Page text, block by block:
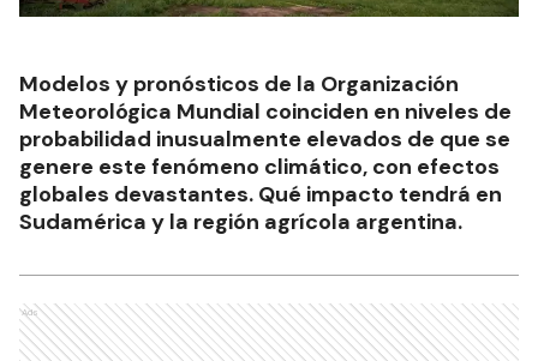
Modelos y pronósticos de la Organización
Meteorológica Mundial coinciden en niveles de
probabilidad inusualmente elevados de que se
genere este fenómeno climático, con efectos
globales devastantes. Qué impacto tendrá en
Sudamérica y la región agrícola argentina.
Ads